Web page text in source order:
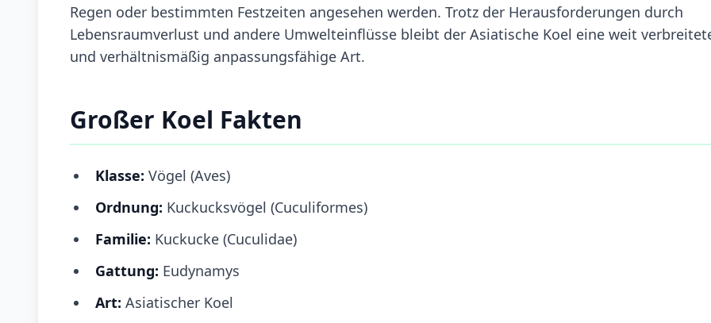
Regen oder bestimmten Festzeiten angesehen werden. Trotz der Herausforderungen durch
Lebensraumverlust und andere Umwelteinflüsse bleibt der Asiatische Koel eine weit
und verhältnismäßig anpassungsfähige Art.
Großer Koel Fakten
Klasse: Vögel (Aves)
Ordnung: Kuckucksvögel (Cuculiformes)
Familie: Kuckucke (Cuculidae)
Gattung: Eudynamys
Art: Asiatischer Koel